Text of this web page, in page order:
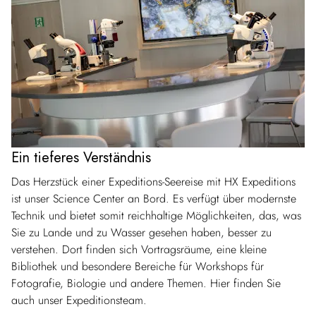
Ein tieferes Verständnis
Das Herzstück einer Expeditions-Seereise mit HX Expeditions
ist unser Science Center an Bord. Es verfügt über modernste
Technik und bietet somit reichhaltige Möglichkeiten, das, was
Sie zu Lande und zu Wasser gesehen haben, besser zu
verstehen. Dort finden sich Vortragsräume, eine kleine
Bibliothek und besondere Bereiche für Workshops für
Fotografie, Biologie und andere Themen. Hier finden Sie
auch unser Expeditionsteam.